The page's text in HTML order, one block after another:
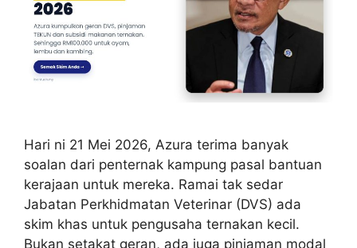
Hari ni 21 Mei 2026, Azura terima banyak
soalan dari penternak kampung pasal bantuan
kerajaan untuk mereka. Ramai tak sedar
Jabatan Perkhidmatan Veterinar (DVS) ada
skim khas untuk pengusaha ternakan kecil.
Bukan setakat geran, ada juga pinjaman modal